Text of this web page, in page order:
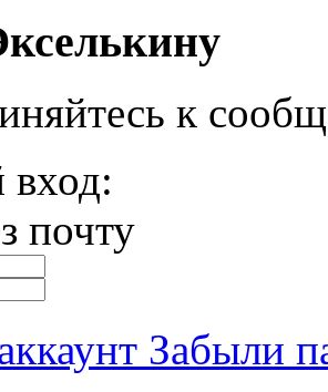
к
почту
Забыли